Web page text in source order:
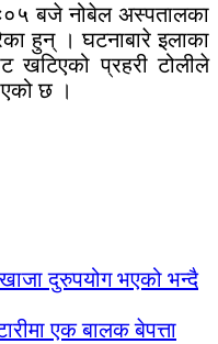
बजे नोबेल अस्पतालका
हुन् । घटनाबारे इलाका
खटिएको प्रहरी टोलीले
छ ।
दुरुपयोग भएको भन्दै
एक बालक बेपत्ता